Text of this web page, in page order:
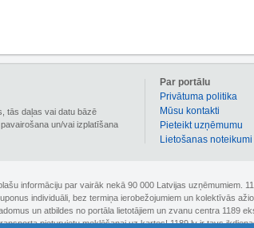
tās daļas vai datu bāzē
un/vai izplatīšana
Par portālu
Privātuma politika
Mūsu kontakti
Pieteikt uzņēmumu
Lietošanas noteikumi
informāciju par vairāk nekā 90 000 Latvijas uzņēmumiem.
individuāli, bez termiņa ierobežojumiem un kolektīvās
un atbildes no portāla lietotājiem un zvanu centra 1189
pieturvietu meklēšanai uz kartes! 1189.lv ir tavs